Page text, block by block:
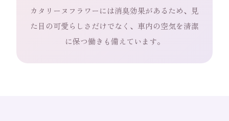
カタリーヌフラワーには消臭効果があるため、見
た目の可愛らしさだけでなく、車内の空気を清潔
に保つ働きも備えています。